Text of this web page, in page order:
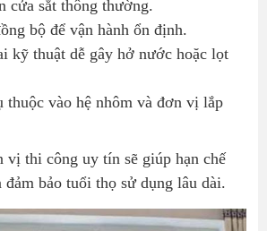
cửa sắt thông thường.
bộ để vận hành ổn định.
kỹ thuật dễ gây hở nước hoặc lọt
thuộc vào hệ nhôm và đơn vị lắp
vị thi công uy tín sẽ giúp hạn chế
đảm bảo tuổi thọ sử dụng lâu dài.